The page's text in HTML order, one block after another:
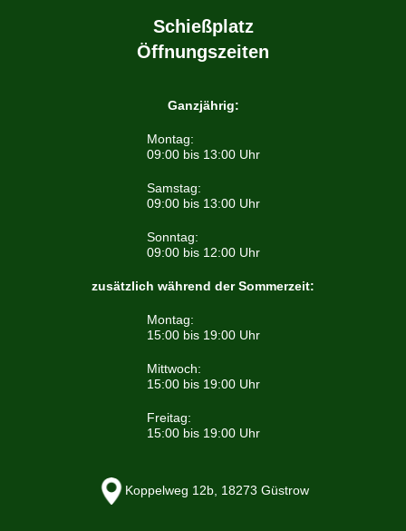
Schießplatz
Öffnungszeiten
Ganzjährig:
Montag:
09:00 bis 13:00 Uhr
Samstag:
09:00 bis 13:00 Uhr
Sonntag:
09:00 bis 12:00 Uhr
zusätzlich während der Sommerzeit:
Montag:
15:00 bis 19:00 Uhr
Mittwoch:
15:00 bis 19:00 Uhr
Freitag:
15:00 bis 19:00 Uhr
Koppelweg 12b, 18273 Güstrow